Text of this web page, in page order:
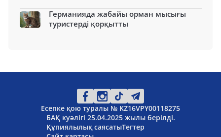
Германияда жабайы орман мысығы
туристерді қорқытты
Есепке қою туралы № KZ16VPY00118275
БАҚ куәлігі 25.04.2025 жылы берілді.
Құпиялылық саясатыТегтер